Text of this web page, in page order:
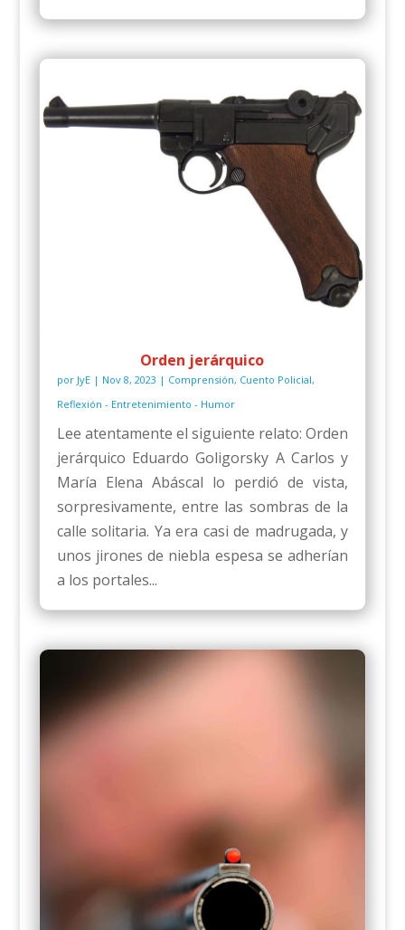
Orden jerárquico
por JyE| Nov 8, 2023 | Comprensión, Cuento Policial,
Reflexión - Entretenimiento - Humor
Lee atentamente el siguiente relato: Orden
jerárquico Eduardo Goligorsky A Carlos y
María Elena Abáscal lo perdió de vista,
sorpresivamente, entre las sombras de la
calle solitaria. Ya era casi de madrugada, y
unos jirones de niebla espesa se adherían
a los portales...